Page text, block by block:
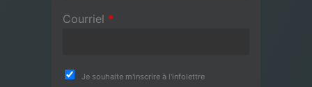
Courriel *
Je souhaite m'inscrire à l'infolettre